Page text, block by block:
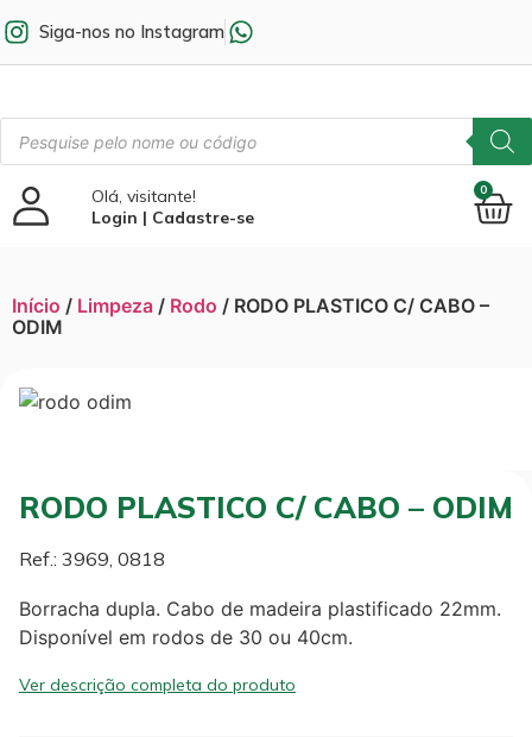
Siga-nos no Instagram
Olá, visitante!
Login | Cadastre-se
0
Início / Limpeza / Rodo / RODO PLASTICO C/ CABO –
ODIM
RODO PLASTICO C/ CABO – ODIM
Ref.: 3969, 0818
Borracha dupla. Cabo de madeira plastificado 22mm.
Disponível em rodos de 30 ou 40cm.
Ver descrição completa do produto